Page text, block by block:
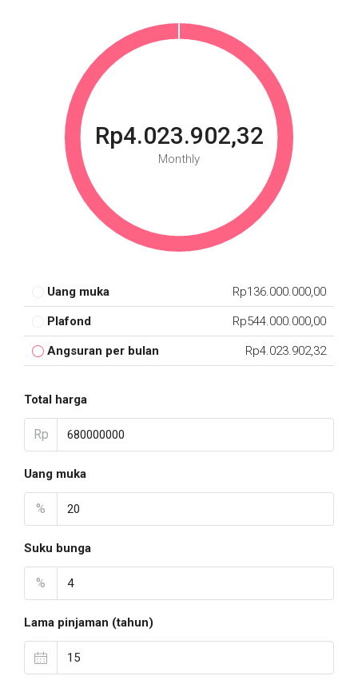
Rp4.023.902,32
Monthly
Uang muka Rp136.000.000,00
Plafond Rp544.000.000,00
Angsuran per bulan Rp4.023.902,32
Total harga
Rp
Uang muka
%
Suku bunga
%
Lama pinjaman (tahun)